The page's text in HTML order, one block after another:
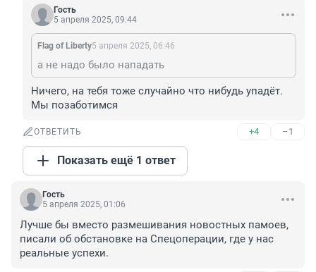
Гость
5 апреля 2025, 09:44
Flag of Liberty5 апреля 2025, 06:46
а не надо было нападать
Ничего, на тебя тоже случайно что нибудь упадёт.
Мы позаботимся
ОТВЕТИТЬ +4 –1
Показать ещё 1 ответ
Гость
5 апреля 2025, 01:06
Лучше бы вместо размешивания новостных памоев,
писали об обстановке на Спецоперации, где у нас
реальные успехи.